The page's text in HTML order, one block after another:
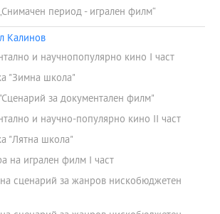
период - игрален филм“
Калинов
и научнопопулярно кино І част
"Зимна школа"
за документален филм"
и научно-популярно кино ІІ част
"Лятна школа"
на игрален филм I част
сценарий за жанров нискобюджетен